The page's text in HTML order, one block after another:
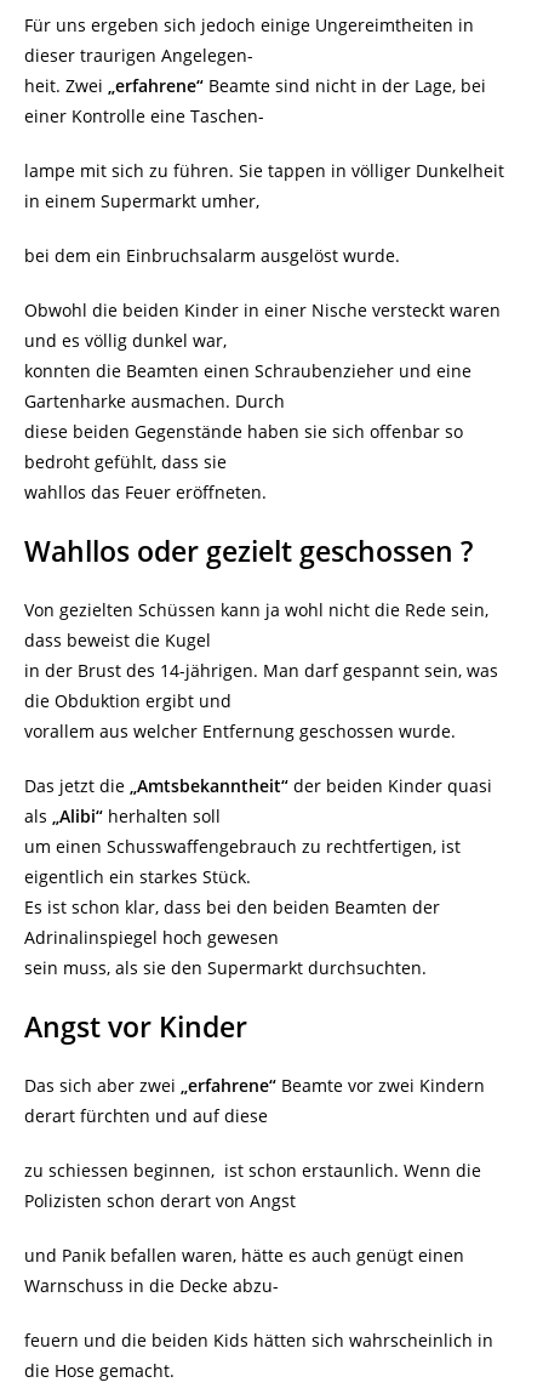
Für uns ergeben sich jedoch einige Ungereimtheiten in
dieser traurigen Angelegen-
heit. Zwei „erfahrene“ Beamte sind nicht in der Lage, bei
einer Kontrolle eine Taschen-
lampe mit sich zu führen. Sie tappen in völliger Dunkelheit
in einem Supermarkt umher,
bei dem ein Einbruchsalarm ausgelöst wurde.
Obwohl die beiden Kinder in einer Nische versteckt waren
und es völlig dunkel war,
konnten die Beamten einen Schraubenzieher und eine
Gartenharke ausmachen. Durch
diese beiden Gegenstände haben sie sich offenbar so
bedroht gefühlt, dass sie
wahllos das Feuer eröffneten.
Wahllos oder gezielt geschossen ?
Von gezielten Schüssen kann ja wohl nicht die Rede sein,
dass beweist die Kugel
in der Brust des 14-jährigen. Man darf gespannt sein, was
die Obduktion ergibt und
vorallem aus welcher Entfernung geschossen wurde.
Das jetzt die „Amtsbekanntheit“ der beiden Kinder quasi
als „Alibi“ herhalten soll
um einen Schusswaffengebrauch zu rechtfertigen, ist
eigentlich ein starkes Stück.
Es ist schon klar, dass bei den beiden Beamten der
Adrinalinspiegel hoch gewesen
sein muss, als sie den Supermarkt durchsuchten.
Angst vor Kinder
Das sich aber zwei „erfahrene“ Beamte vor zwei Kindern
derart fürchten und auf diese
zu schiessen beginnen, ist schon erstaunlich. Wenn die
Polizisten schon derart von Angst
und Panik befallen waren, hätte es auch genügt einen
Warnschuss in die Decke abzu-
feuern und die beiden Kids hätten sich wahrscheinlich in
die Hose gemacht.